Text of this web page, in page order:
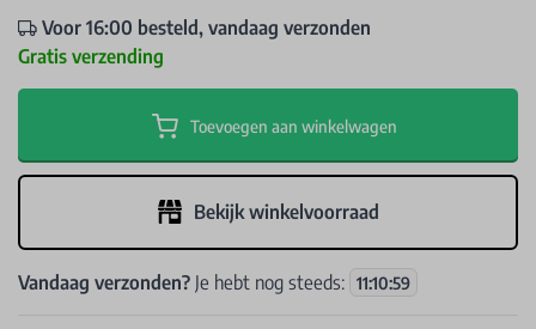
Voor 16:00 besteld, vandaag verzonden
Gratis verzending
Toevoegen aan winkelwagen
Bekijk winkelvoorraad
Vandaag verzonden? Je hebt nog steeds: 11:10:58